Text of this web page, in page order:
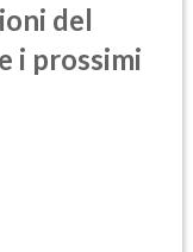
del
i prossimi